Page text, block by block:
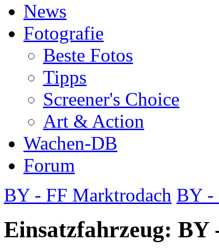
News
Fotografie
Beste Fotos
Tipps
Screener's Choice
Art & Action
Wachen-DB
Forum
BY - FF Marktrodach BY -
Einsatzfahrzeug: BY